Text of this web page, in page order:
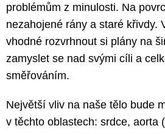
problémům z minulosti. Na
nezahojené rány a staré křivdy.
vhodné rozvrhnout si plány na
zamyslet se nad svými cíli a
směřováním.
Největší vliv na naše tělo bude
v těchto oblastech: srdce, aorta